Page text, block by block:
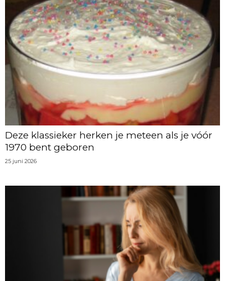
Deze klassieker herken je meteen als je vóór
1970 bent geboren
25 juni 2026